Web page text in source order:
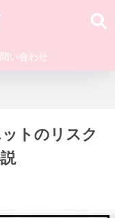
い合わせ
トのリスク